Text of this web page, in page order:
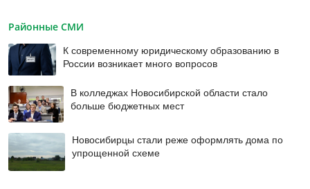
Районные СМИ
К современному юридическому образованию в
России возникает много вопросов
В колледжах Новосибирской области стало
больше бюджетных мест
Новосибирцы стали реже оформлять дома по
упрощенной схеме